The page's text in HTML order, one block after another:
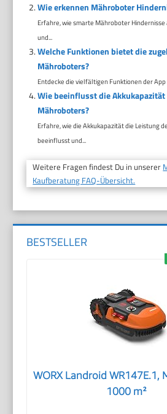
Wie erkennen Mähroboter
Erfahre, wie smarte Mähroboter
und...
Welche Funktionen bietet die
Mähroboters?
Entdecke die vielfältigen Funktionen der
Wie beeinflusst die
Mähroboters?
Erfahre, wie die Akkukapazität die Leistung
beeinflusst und...
Weitere Fragen findest Du in unserer
Kaufberatung FAQ-Übersicht.
BESTSELLER
WORX Landroid WR147E.1,
1000 m²